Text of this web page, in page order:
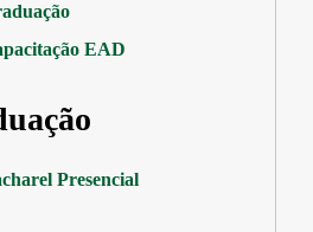
EAD
Presencial